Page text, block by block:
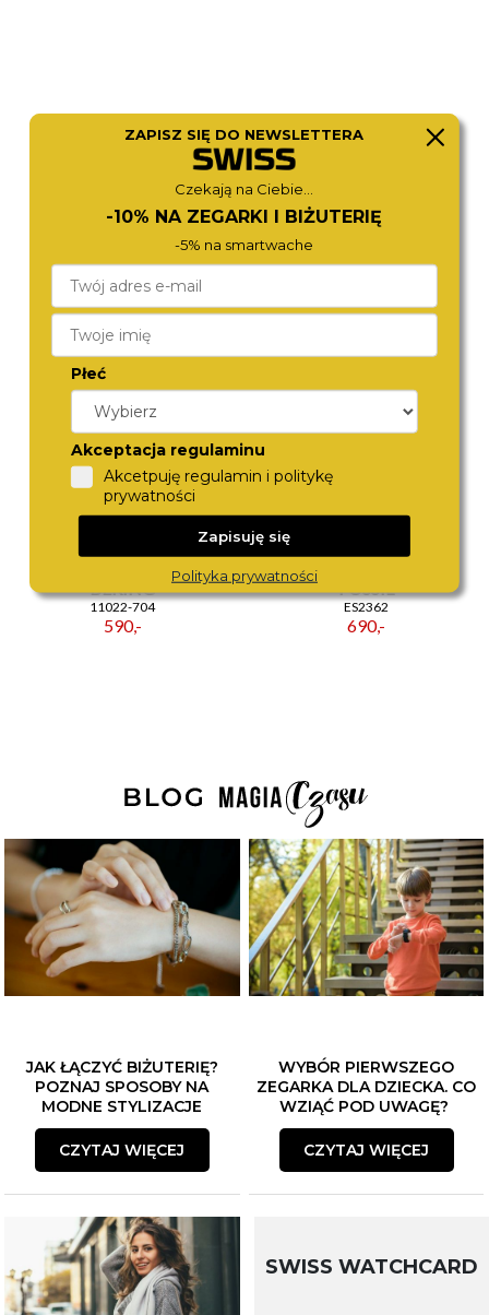
ROSEFIELD
OCWSS-O41
590,-
CALVIN KLEIN
BERING
11022-704
590,-
FOSSIL
ES2362
690,-
JAK ŁĄCZYĆ BIŻUTERIĘ?
POZNAJ SPOSOBY NA
MODNE STYLIZACJE
CZYTAJ WIĘCEJ
WYBÓR PIERWSZEGO
ZEGARKA DLA DZIECKA. CO
WZIĄĆ POD UWAGĘ?
CZYTAJ WIĘCEJ
SWISS WATCHCARD
ZAPISZ SIĘ DO NEWSLETTERA
Czekają na Ciebie...
-10% NA ZEGARKI I BIŻUTERIĘ
-5% na smartwache
Płeć
Akceptacja regulaminu
Akcetpuję regulamin i politykę
prywatności
Zapisuję się
Polityka prywatności